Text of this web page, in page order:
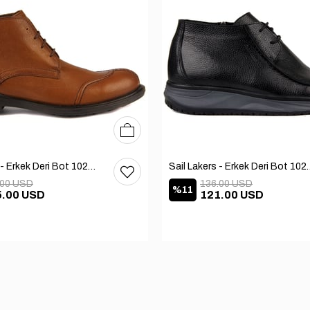
Sail Lakers - Erkek Deri Bot 102-1599-1458
USD
USD
40
Sail Lakers -
%11 121.00 USD
136.00 USD